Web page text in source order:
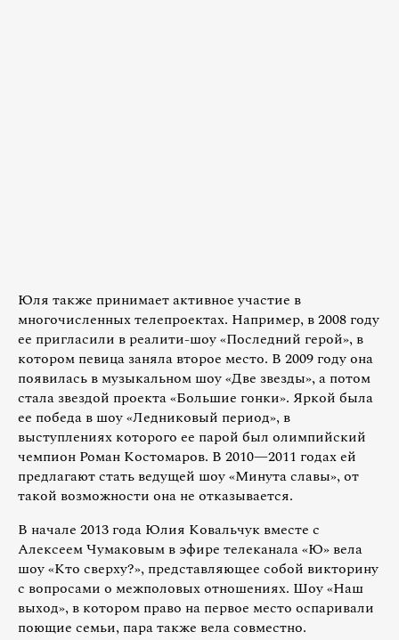
Юля также принимает активное участие в
многочисленных телепроектах. Например, в 2008 году
ее пригласили в реалити-шоу «Последний герой», в
котором певица заняла второе место. В 2009 году она
появилась в музыкальном шоу «Две звезды», а потом
стала звездой проекта «Большие гонки». Яркой была
ее победа в шоу «Ледниковый период», в
выступлениях которого ее парой был олимпийский
чемпион Роман Костомаров. В 2010—2011 годах ей
предлагают стать ведущей шоу «Минута славы», от
такой возможности она не отказывается.
В начале 2013 года Юлия Ковальчук вместе с
Алексеем Чумаковым в эфире телеканала «Ю» вела
шоу «Кто сверху?», представляющее собой викторину
с вопросами о межполовых отношениях. Шоу «Наш
выход», в котором право на первое место оспаривали
поющие семьи, пара также вела совместно.